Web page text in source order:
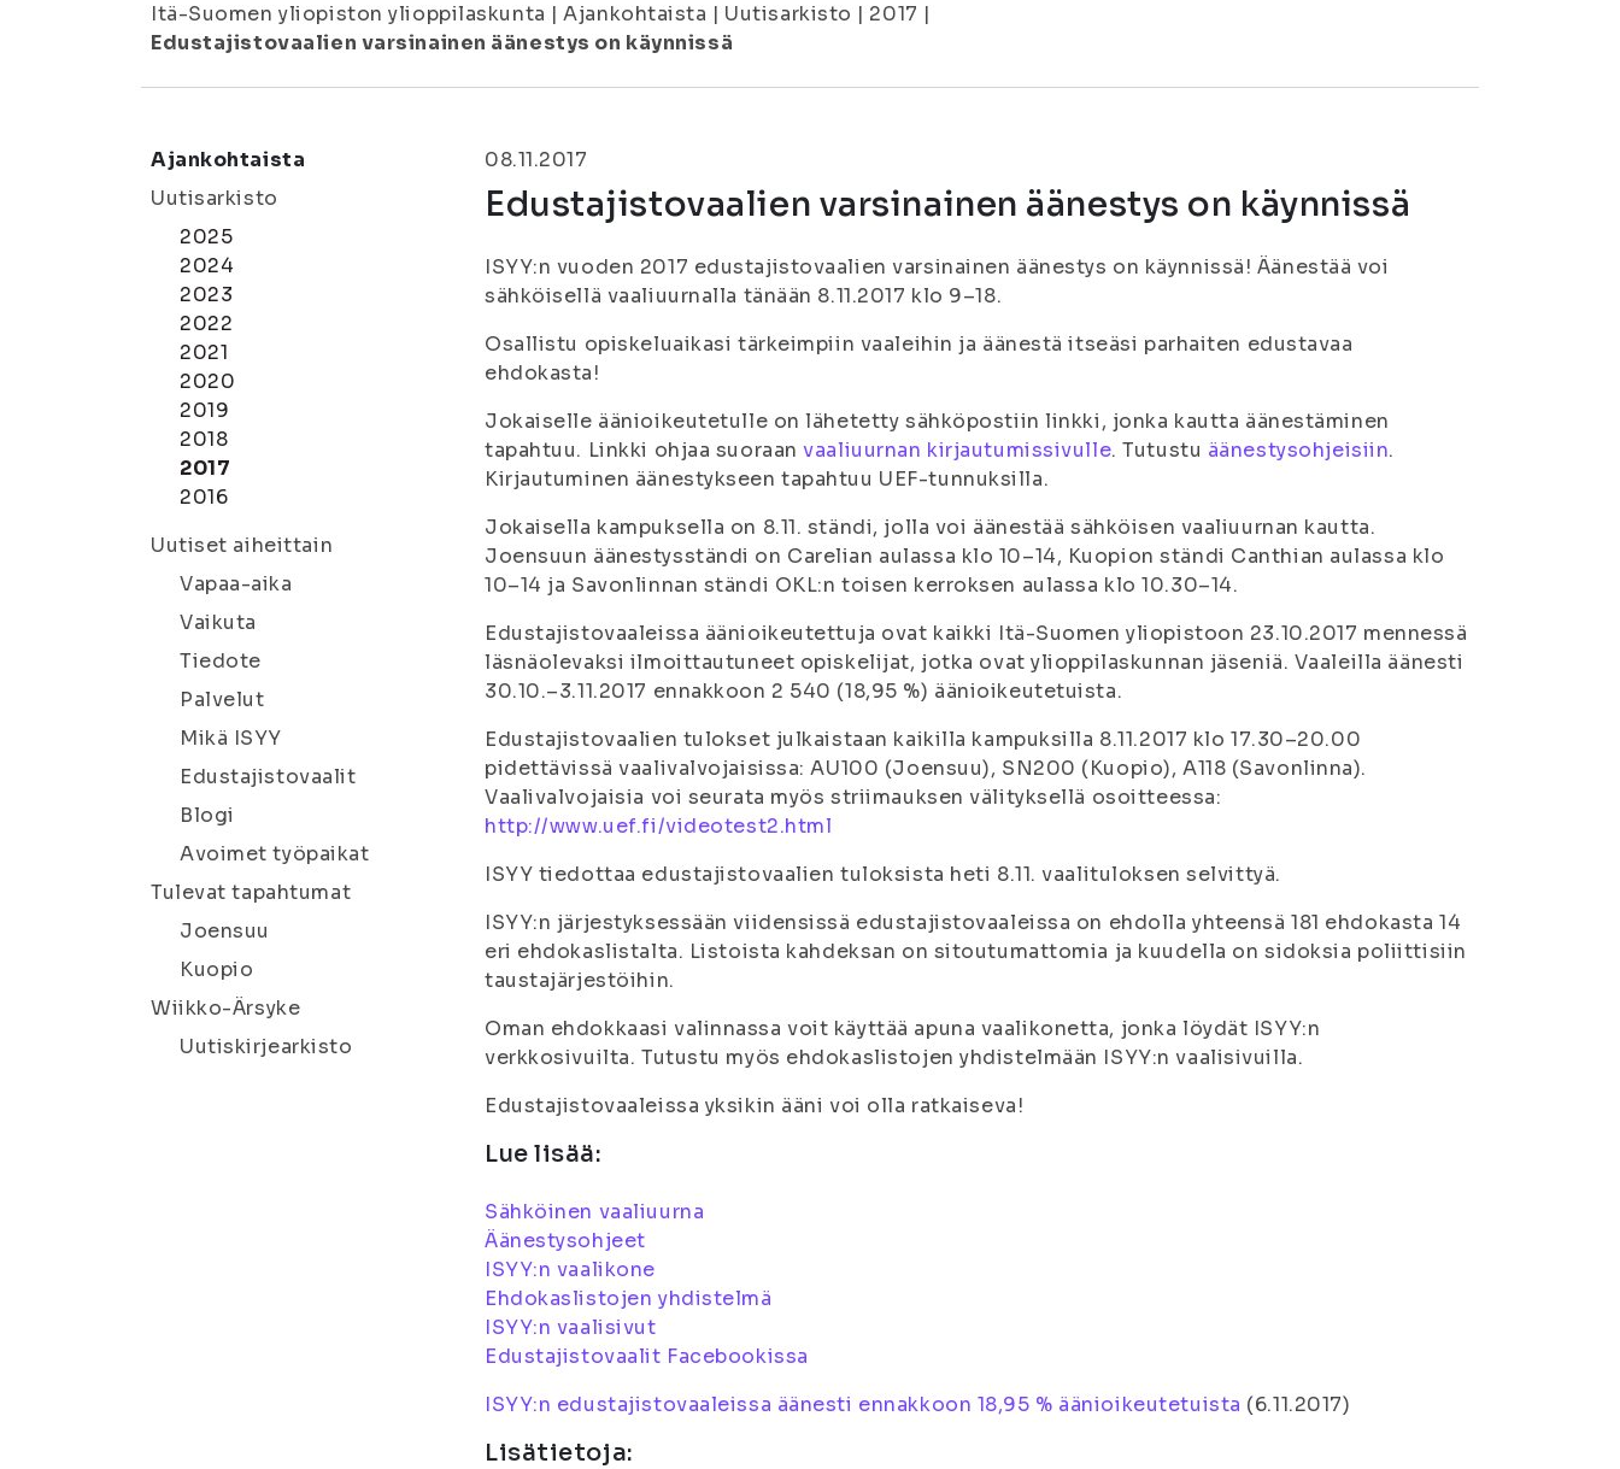
Itä-Suomen yliopiston ylioppilaskunta | Ajankohtaista | Uutisarkisto | 2017 |
Edustajistovaalien varsinainen äänestys on käynnissä
Ajankohtaista
Uutisarkisto
2025
2024
2023
2022
2021
2020
2019
2018
2017
2016
Uutiset aiheittain
Vapaa-aika
Vaikuta
Tiedote
Palvelut
Mikä ISYY
Edustajistovaalit
Blogi
Avoimet työpaikat
Tulevat tapahtumat
Joensuu
Kuopio
Wiikko-Ärsyke
Uutiskirjearkisto
08.11.2017
Edustajistovaalien varsinainen äänestys on käynnissä
ISYY:n vuoden 2017 edustajistovaalien varsinainen äänestys on käynnissä! Äänestää voi
sähköisellä vaaliuurnalla tänään 8.11.2017 klo 9–18.
Osallistu opiskeluaikasi tärkeimpiin vaaleihin ja äänestä itseäsi parhaiten edustavaa
ehdokasta!
Jokaiselle äänioikeutetulle on lähetetty sähköpostiin linkki, jonka kautta äänestäminen
tapahtuu. Linkki ohjaa suoraanvaaliuurnan kirjautumissivulle. Tutustu äänestysohjeisiin.
Kirjautuminen äänestykseen tapahtuu UEF-tunnuksilla.
Jokaisella kampuksella on 8.11. ständi, jolla voi äänestää sähköisen vaaliuurnan kautta.
Joensuun äänestysständi on Carelian aulassa klo 10–14, Kuopion ständi Canthian aulassa klo
10–14 ja Savonlinnan ständi OKL:n toisen kerroksen aulassa klo 10.30–14.
Edustajistovaaleissa äänioikeutettuja ovat kaikki Itä-Suomen yliopistoon 23.10.2017 mennessä
läsnäolevaksi ilmoittautuneet opiskelijat, jotka ovat ylioppilaskunnan jäseniä. Vaaleilla äänesti
30.10.–3.11.2017 ennakkoon 2 540 (18,95 %) äänioikeutetuista.
Edustajistovaalien tulokset julkaistaan kaikilla kampuksilla 8.11.2017 klo 17.30–20.00
pidettävissä vaalivalvojaisissa: AU100 (Joensuu), SN200 (Kuopio), A118 (Savonlinna).
Vaalivalvojaisia voi seurata myös striimauksen välityksellä osoitteessa:
http://www.uef.fi/videotest2.html
ISYY tiedottaa edustajistovaalien tuloksista heti 8.11. vaalituloksen selvittyä.
ISYY:n järjestyksessään viidensissä edustajistovaaleissa on ehdolla yhteensä 181 ehdokasta 14
eri ehdokaslistalta. Listoista kahdeksan on sitoutumattomia ja kuudella on sidoksia poliittisiin
taustajärjestöihin.
Oman ehdokkaasi valinnassa voit käyttää apuna vaalikonetta, jonka löydät ISYY:n
verkkosivuilta. Tutustu myös ehdokaslistojen yhdistelmään ISYY:n vaalisivuilla.
Edustajistovaaleissa yksikin ääni voi olla ratkaiseva!
Lue lisää:
Sähköinen vaaliuurna
Äänestysohjeet
ISYY:n vaalikone
Ehdokaslistojen yhdistelmä
ISYY:n vaalisivut
Edustajistovaalit Facebookissa
ISYY:n edustajistovaaleissa äänesti ennakkoon 18,95 % äänioikeutetuista (6.11.2017)
Lisätietoja: